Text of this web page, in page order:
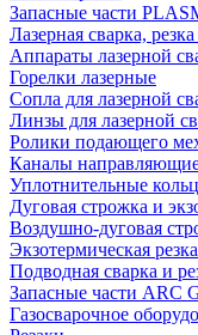
Запасные части
Лазерная сварка,
Аппараты лазерной
Горелки лазерные
Сопла для лазерной
Линзы для лазерной
Ролики подающего
Каналы направляющие
Уплотнительные
Дуговая строжка и
Воздушно-дуговая
Экзотермическая резка
Подводная сварка и
Запасные части
Газосварочное